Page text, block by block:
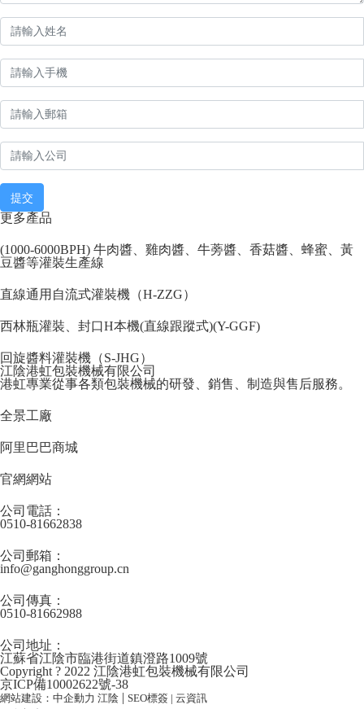
提交
更多產品
(1000-6000BPH) 牛肉醬、雞肉醬、牛蒡醬、香菇醬、蜂蜜、黃
豆醬等灌裝生產線
直線通用自流式灌裝機（H-ZZG）
西林瓶灌裝、封口H本機(直線跟蹤式)(Y-GGF)
回旋醬料灌裝機（S-JHG）
江陰港虹包裝機械有限公司
港虹專業從事各類包裝機械的研發、銷售、制造與售后服務。
全景工廠
阿里巴巴商城
官網網站
公司電話：
0510-81662838
公司郵箱：
info@ganghonggroup.cn
公司傳真：
0510-81662988
公司地址：
江蘇省江陰市臨港街道鎮澄路1009號
Copyright ? 2022 江陰港虹包裝機械有限公司
京ICP備10002622號-38
網站建設：中企動力 江陰 | SEO標簽 | 云資訊